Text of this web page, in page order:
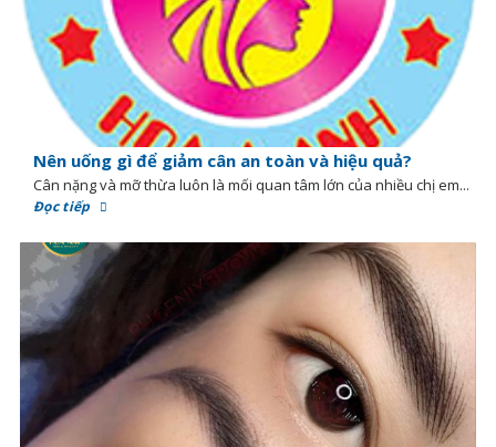
Nên uống gì để giảm cân an toàn và hiệu quả?
Cân nặng và mỡ thừa luôn là mối quan tâm lớn của nhiều chị em...
Đọc tiếp